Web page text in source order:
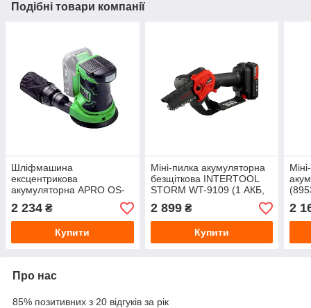
Подібні товари компанії
Шліфмашина
ексцентрикова
акумуляторна APRO OS-
20 (895204) Ø125 мм, 20В
без АКБ і ЗУ
2 234 ₴
Купити
Міні-пилка акумуляторна
безщіткова INTERTOOL
STORM WT-9109 (1 АКБ,
2 899₴
Купити
2
Про нас
85% позитивних з 20 відгуків за рік